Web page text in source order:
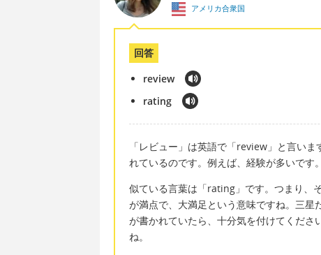
アメリカ合衆国
回答
review
rating
「レビュー」は英語で「review」と言い
れているのです。例えば、経験が多いです
似ている言葉は「rating」です。つまり、
が満点で、大満足という意味ですね。三
が書かれていたら、十分気を付けてくだ
ね。